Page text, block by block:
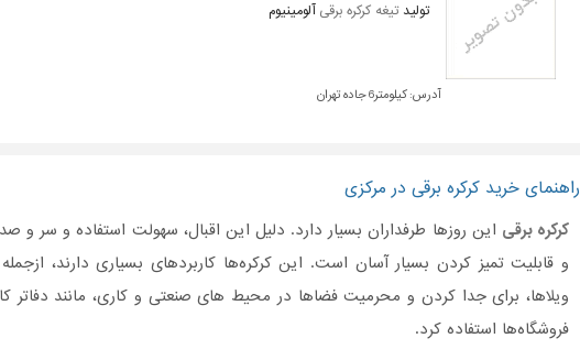
تولیدتیغه کرکره برقی آلومینیوم
آدرس:کیلومتر6 جاده تهران
راهنمای خرید کرکره برقی در مرکزی
کرکره برقی این روزها طرفداران بسیار دارد. دلیل این اقبال، سهولت استفاده و سر
و قابلیت تمیز کردن بسیار آسان است. این کرکره‌ها کاربردهای بسیاری دارند،
ویلاها، برای جدا کردن و محرمیت فضاها در محیط های صنعتی و کاری، مانند دفاتر
فروشگا‌ه‌ها استفاده کرد.